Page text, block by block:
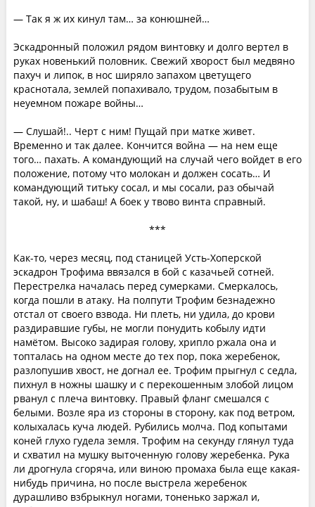
— Так я ж их кинул там… за конюшней…
Эскадронный положил рядом винтовку и долго вертел в
руках новенький половник. Свежий хворост был медвяно
пахуч и липок, в нос ширяло запахом цветущего
краснотала, землей попахивало, трудом, позабытым в
неуемном пожаре войны…
— Слушай!.. Черт с ним! Пущай при матке живет.
Временно и так далее. Кончится война — на нем еще
того… пахать. А командующий на случай чего войдет в его
положение, потому что молокан и должен сосать… И
командующий титьку сосал, и мы сосали, раз обычай
такой, ну, и шабаш! А боек у твово винта справный.
***
Как-то, через месяц, под станицей Усть-Хоперской
эскадрон Трофима ввязался в бой с казачьей сотней.
Перестрелка началась перед сумерками. Смеркалось,
когда пошли в атаку. На полпути Трофим безнадежно
отстал от своего взвода. Ни плеть, ни удила, до крови
раздиравшие губы, не могли понудить кобылу идти
намётом. Высоко задирая голову, хрипло ржала она и
топталась на одном месте до тех пор, пока жеребенок,
разлопушив хвост, не догнал ее. Трофим прыгнул с седла,
пихнул в ножны шашку и с перекошенным злобой лицом
рванул с плеча винтовку. Правый фланг смешался с
белыми. Возле яра из стороны в сторону, как под ветром,
колыхалась куча людей. Рубились молча. Под копытами
коней глухо гудела земля. Трофим на секунду глянул туда
и схватил на мушку выточенную голову жеребенка. Рука
ли дрогнула сгоряча, или виною промаха была еще какая-
нибудь причина, но после выстрела жеребенок
дурашливо взбрыкнул ногами, тоненько заржал и,